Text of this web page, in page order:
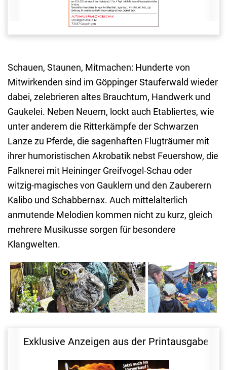
Schauen, Staunen, Mitmachen: Hunderte von
Mitwirkenden sind im Göppinger Stauferwald wieder
dabei, zelebrieren altes Brauchtum, Handwerk und
Gaukelei. Neben Neuem, lockt auch Etabliertes, wie
unter anderem die Ritterkämpfe der Schwarzen
Lanze zu Pferde, die sagenhaften Flugträumer mit
ihrer humoristischen Akrobatik nebst Feuershow, die
Falknerei mit Heininger Greifvogel-Schau oder
witzig-magisches von Gauklern und den Zauberern
Kalibo und Schabbernax. Auch mittelalterlich
anmutende Melodien kommen nicht zu kurz, gleich
mehrere Musikusse sorgen für besondere
Klangwelten.
Exklusive Anzeigen aus der Printausgabe